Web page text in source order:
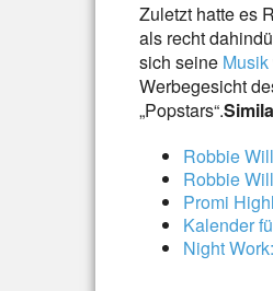
Zuletzt hatte es
als recht
sich seine Musik
Werbegesicht
„Popstars“.
Robbie
Robbie
Promi
Kalender
Night